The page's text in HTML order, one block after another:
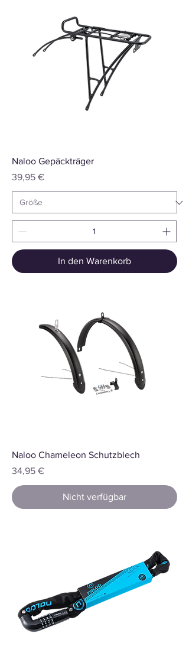
Naloo Gepäckträger
Preis
39,95 €
In den Warenkorb
Naloo Chameleon Schutzblech
Preis
34,95 €
Nicht verfügbar